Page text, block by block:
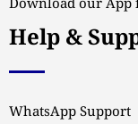
Download our App
Help &
WhatsApp Support